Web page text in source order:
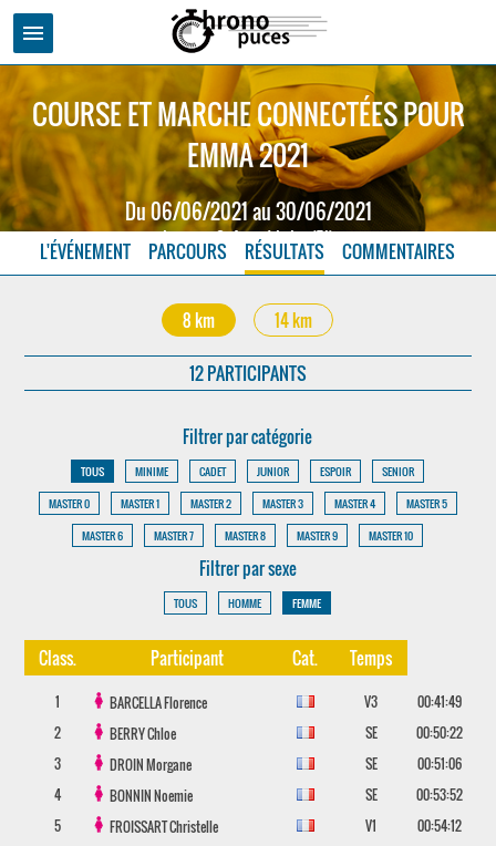
menu
COURSE ET MARCHE CONNECTÉES POUR
EMMA 2021
Du 06/06/2021 au 30/06/2021
Leynes - Saône et Loire (71)
L'ÉVÉNEMENT PARCOURS RÉSULTATS COMMENTAIRES
8 km 14 km
12 PARTICIPANTS
Filtrer par catégorie
TOUS MINIME CADET JUNIOR ESPOIR
SENIOR
MASTER 0
MASTER 1 MASTER 2 MASTER 3 MASTER 4
MASTER 5
MASTER 6
MASTER 7 MASTER 8 MASTER 9 MASTER 10
Filtrer par sexe
TOUS HOMME FEMME
Class. Participant Cat. Temps
1 BARCELLAFlorence V3
00:41:49
2
BERRYChloe SE
00:50:22
3
DROINMorgane SE
00:51:06
4
BONNINNoemie SE
00:53:52
5
FROISSARTChristelle V1
00:54:12